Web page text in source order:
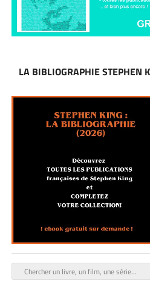
LA BIBLIOGRAPHIE STEPHEN